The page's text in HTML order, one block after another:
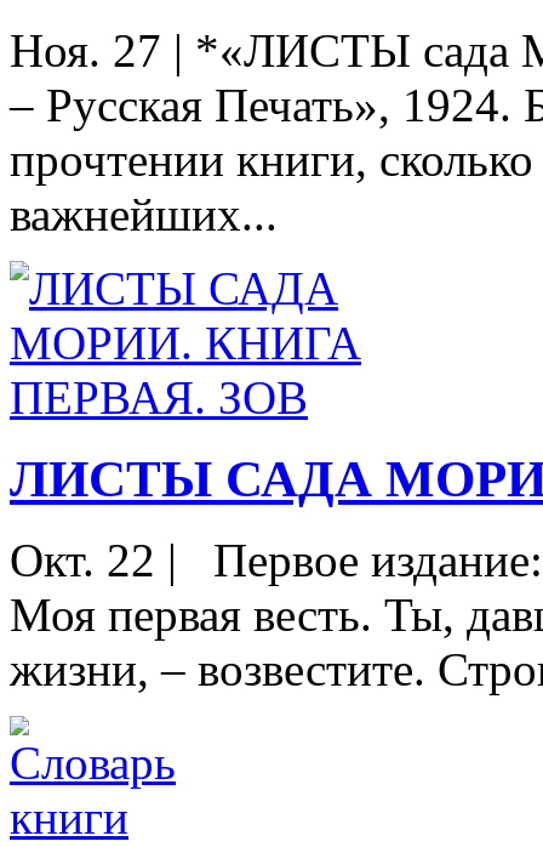
Ноя. 27 | *«ЛИСТЫ сада
– Русская Печать», 1924.
прочтении книги,
важнейших...
ЛИСТЫ САДА
Окт. 22 |
Первое
Моя первая весть. Ты,
жизни, – возвестите.